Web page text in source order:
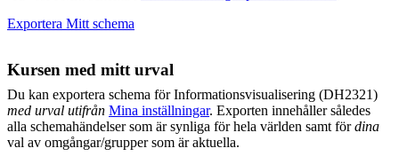
Exportera Mitt schema
Kursen med mitt urval
Du kan exportera schema för Informationsvisualisering (DH2321)
med urval utifrån Mina inställningar. Exporten innehåller således
alla schemahändelser som är synliga för hela världen samt fördina
val av omgångar/grupper som är aktuella.